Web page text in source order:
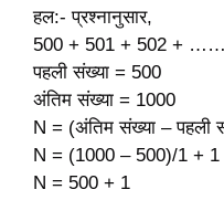
हल:- प्रश्नानुसार,
500 + 501 + 502 +
पहली संख्या = 500
अंतिम संख्या = 1000
N = (अंतिम संख्या – पहली
N = (1000 – 500)/1 + 1
N = 500 + 1